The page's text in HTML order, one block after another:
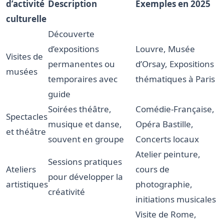
d’activité
culturelle
Description Exemples en 2025
Visites de
musées
Découverte
d’expositions
permanentes ou
temporaires avec
guide
Louvre, Musée
d’Orsay, Expositions
thématiques à Paris
Spectacles
et théâtre
Soirées théâtre,
musique et danse,
souvent en groupe
Comédie-Française,
Opéra Bastille,
Concerts locaux
Ateliers
artistiques
Sessions pratiques
pour développer la
créativité
Atelier peinture,
cours de
photographie,
initiations musicales
Visite de Rome,